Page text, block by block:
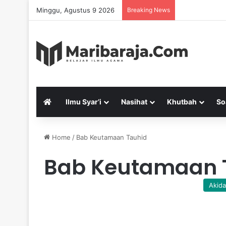
Minggu, Agustus 9 2026 Breaking News
Ilmu Syar’i Nasihat Khutbah
Home / Bab Keutamaan Tauhid
Bab Keutamaan